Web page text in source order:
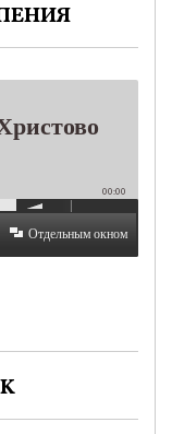
00:00
Отдельным окном